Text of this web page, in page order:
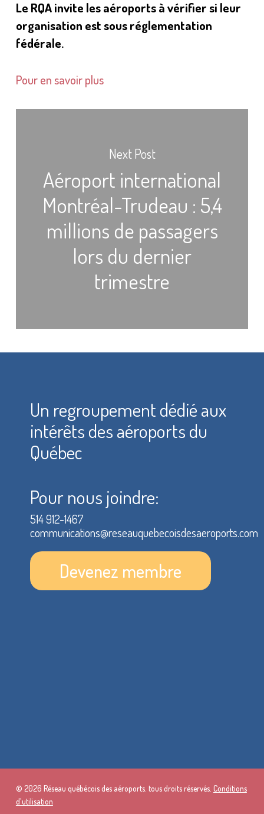
Le RQA invite les aéroports à vérifier si leur
organisation est sous réglementation
fédérale.
Pour en savoir plus
Next Post
Aéroport international
Montréal-Trudeau : 5,4
millions de passagers
lors du dernier
trimestre
Un regroupement dédié aux
intérêts des aéroports du
Québec
Pour nous joindre:
514 912-1467
communications@reseauquebecoisdesaeroports.com
Devenez membre
© 2026 Réseau québécois des aéroports. tous droits réservés. Conditions
d'utilisation